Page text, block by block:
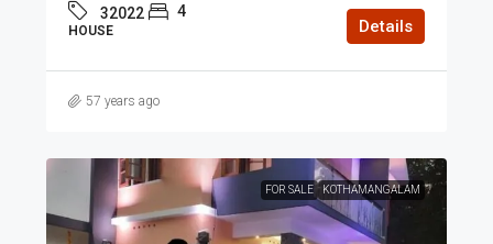
32022 4
HOUSE Details
57 years ago
FOR SALE KOTHAMANGALAM